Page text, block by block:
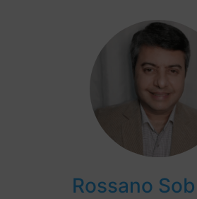
Rossano